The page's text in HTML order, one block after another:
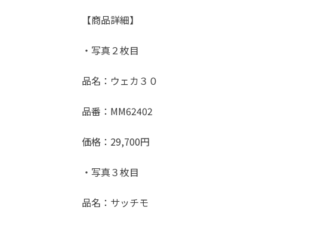
【商品詳細】
・写真２枚目
品名：ウェカ３０
品番：MM62402
価格：29,700円
・写真３枚目
品名：サッチモ